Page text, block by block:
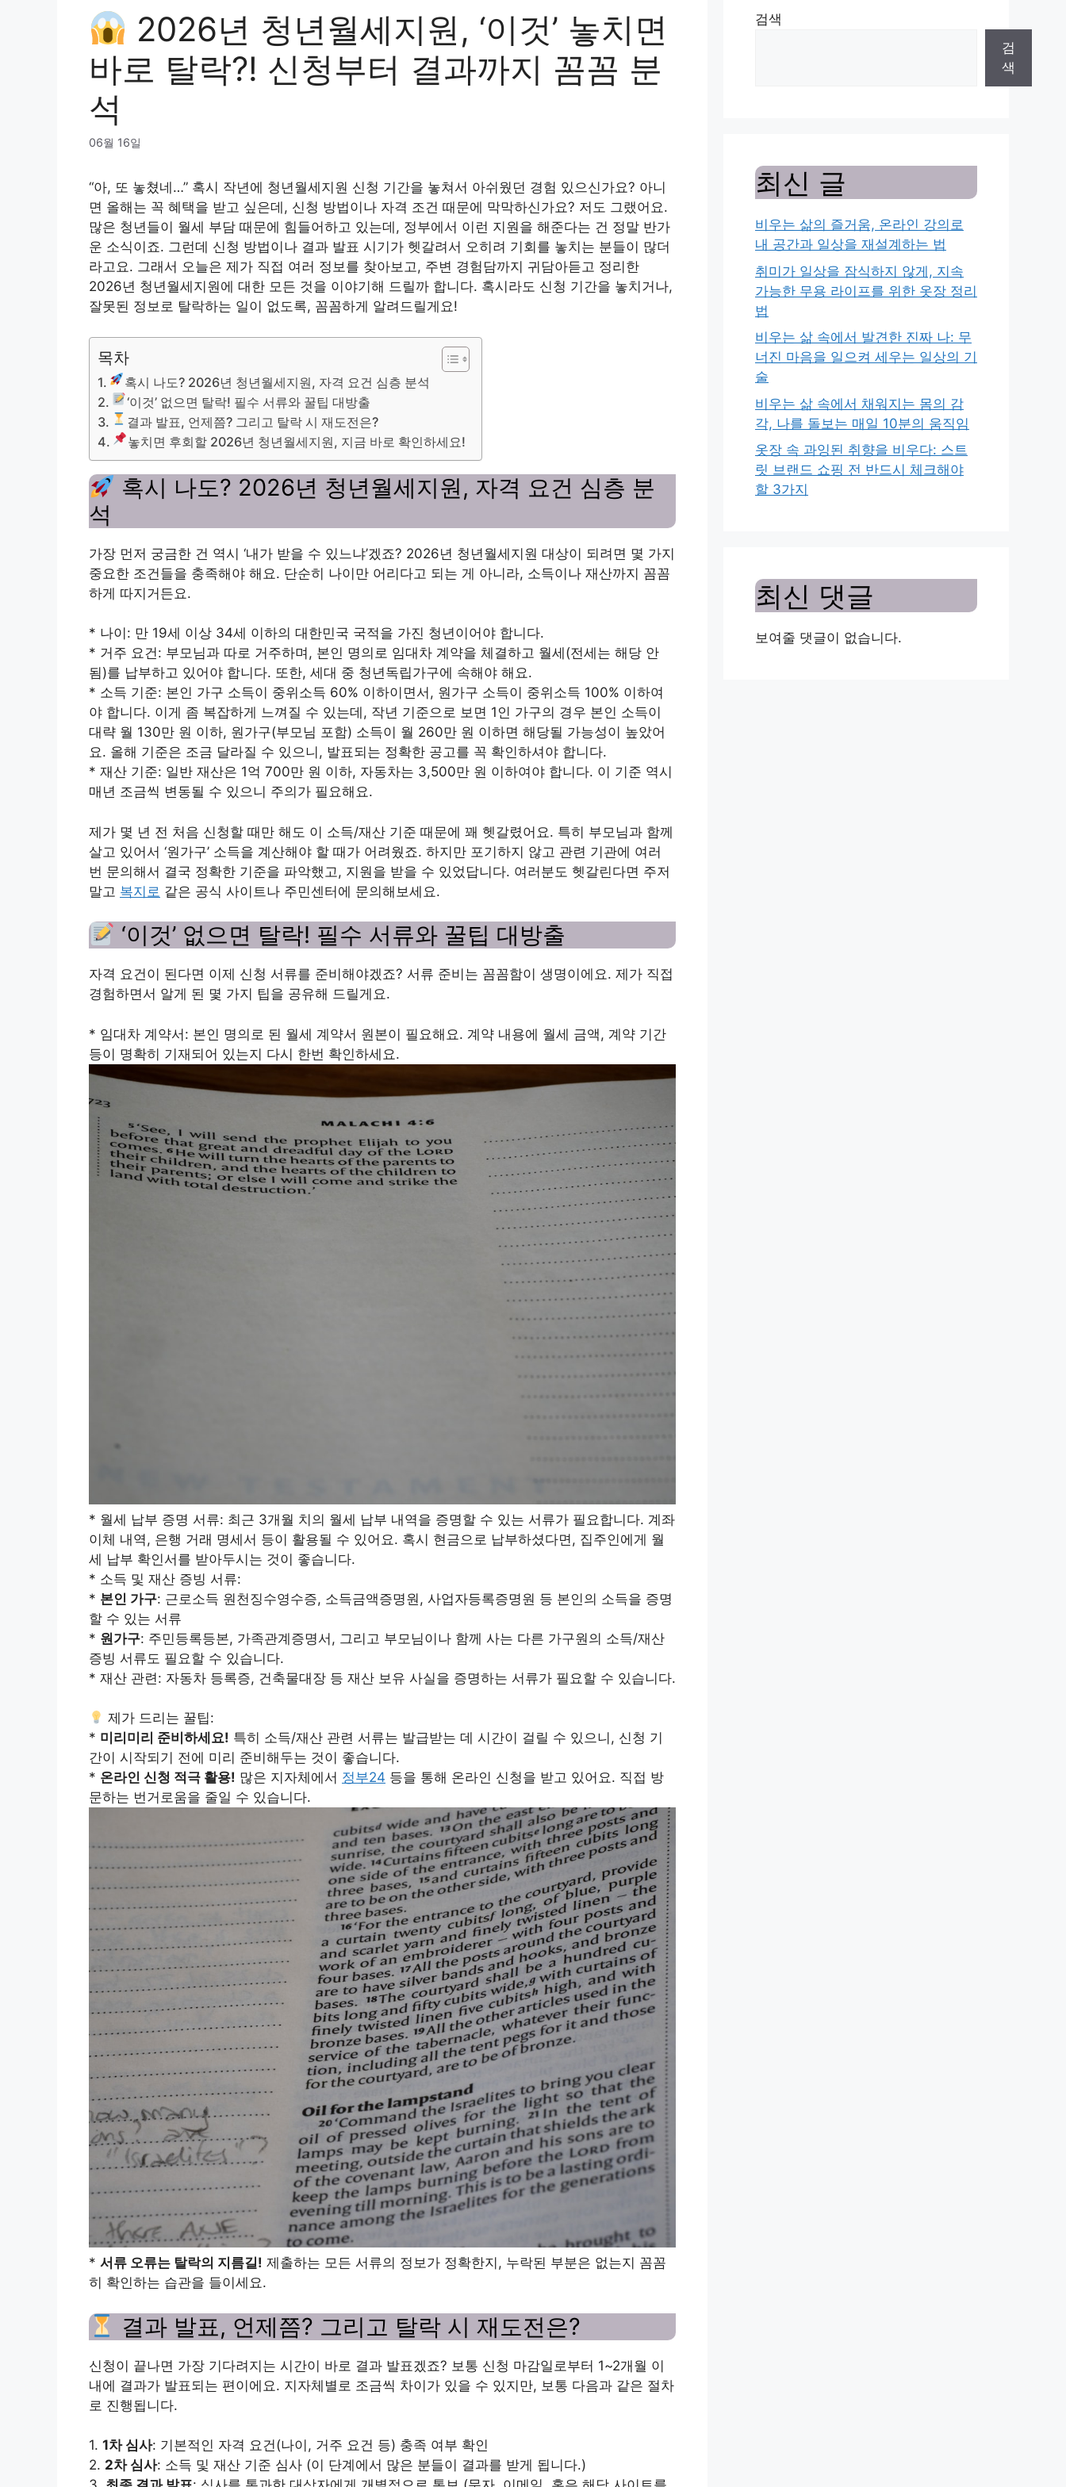
2026년 청년월세지원, ‘이것’ 놓치면
바로 탈락?! 신청부터 결과까지 꼼꼼 분
석
06월 16일
“아, 또 놓쳤네…” 혹시 작년에 청년월세지원 신청 기간을 놓쳐서 아쉬웠던 경험 있으신가요? 아니
면 올해는 꼭 혜택을 받고 싶은데, 신청 방법이나 자격 조건 때문에 막막하신가요? 저도 그랬어요.
많은 청년들이 월세 부담 때문에 힘들어하고 있는데, 정부에서 이런 지원을 해준다는 건 정말 반가
운 소식이죠. 그런데 신청 방법이나 결과 발표 시기가 헷갈려서 오히려 기회를 놓치는 분들이 많더
라고요. 그래서 오늘은 제가 직접 여러 정보를 찾아보고, 주변 경험담까지 귀담아듣고 정리한
2026년 청년월세지원에 대한 모든 것을 이야기해 드릴까 합니다. 혹시라도 신청 기간을 놓치거나,
잘못된 정보로 탈락하는 일이 없도록, 꼼꼼하게 알려드릴게요!
목차
혹시 나도? 2026년 청년월세지원, 자격 요건 심층 분석
‘이것’ 없으면 탈락! 필수 서류와 꿀팁 대방출
결과 발표, 언제쯤? 그리고 탈락 시 재도전은?
놓치면 후회할 2026년 청년월세지원, 지금 바로 확인하세요!
혹시 나도? 2026년 청년월세지원, 자격 요건 심층 분
석
가장 먼저 궁금한 건 역시 ‘내가 받을 수 있느냐’겠죠? 2026년 청년월세지원 대상이 되려면 몇 가지
중요한 조건들을 충족해야 해요. 단순히 나이만 어리다고 되는 게 아니라, 소득이나 재산까지 꼼꼼
하게 따지거든요.
* 나이: 만 19세 이상 34세 이하의 대한민국 국적을 가진 청년이어야 합니다.
* 거주 요건: 부모님과 따로 거주하며, 본인 명의로 임대차 계약을 체결하고 월세(전세는 해당 안
됨)를 납부하고 있어야 합니다. 또한, 세대 중 청년독립가구에 속해야 해요.
* 소득 기준: 본인 가구 소득이 중위소득 60% 이하이면서, 원가구 소득이 중위소득 100% 이하여
야 합니다. 이게 좀 복잡하게 느껴질 수 있는데, 작년 기준으로 보면 1인 가구의 경우 본인 소득이
대략 월 130만 원 이하, 원가구(부모님 포함) 소득이 월 260만 원 이하면 해당될 가능성이 높았어
요. 올해 기준은 조금 달라질 수 있으니, 발표되는 정확한 공고를 꼭 확인하셔야 합니다.
* 재산 기준: 일반 재산은 1억 700만 원 이하, 자동차는 3,500만 원 이하여야 합니다. 이 기준 역시
매년 조금씩 변동될 수 있으니 주의가 필요해요.
제가 몇 년 전 처음 신청할 때만 해도 이 소득/재산 기준 때문에 꽤 헷갈렸어요. 특히 부모님과 함께
살고 있어서 ‘원가구’ 소득을 계산해야 할 때가 어려웠죠. 하지만 포기하지 않고 관련 기관에 여러
번 문의해서 결국 정확한 기준을 파악했고, 지원을 받을 수 있었답니다. 여러분도 헷갈린다면 주저
말고 복지로 같은 공식 사이트나 주민센터에 문의해보세요.
‘이것’ 없으면 탈락! 필수 서류와 꿀팁 대방출
자격 요건이 된다면 이제 신청 서류를 준비해야겠죠? 서류 준비는 꼼꼼함이 생명이에요. 제가 직접
경험하면서 알게 된 몇 가지 팁을 공유해 드릴게요.
* 임대차 계약서: 본인 명의로 된 월세 계약서 원본이 필요해요. 계약 내용에 월세 금액, 계약 기간
등이 명확히 기재되어 있는지 다시 한번 확인하세요.
* 월세 납부 증명 서류: 최근 3개월 치의 월세 납부 내역을 증명할 수 있는 서류가 필요합니다. 계좌
이체 내역, 은행 거래 명세서 등이 활용될 수 있어요. 혹시 현금으로 납부하셨다면, 집주인에게 월
세 납부 확인서를 받아두시는 것이 좋습니다.
* 소득 및 재산 증빙 서류:
* 본인 가구: 근로소득 원천징수영수증, 소득금액증명원, 사업자등록증명원 등 본인의 소득을 증명
할 수 있는 서류
* 원가구: 주민등록등본, 가족관계증명서, 그리고 부모님이나 함께 사는 다른 가구원의 소득/재산
증빙 서류도 필요할 수 있습니다.
* 재산 관련: 자동차 등록증, 건축물대장 등 재산 보유 사실을 증명하는 서류가 필요할 수 있습니다.
제가 드리는 꿀팁:
* 미리미리 준비하세요! 특히 소득/재산 관련 서류는 발급받는 데 시간이 걸릴 수 있으니, 신청 기
간이 시작되기 전에 미리 준비해두는 것이 좋습니다.
* 온라인 신청 적극 활용! 많은 지자체에서 정부24 등을 통해 온라인 신청을 받고 있어요. 직접 방
문하는 번거로움을 줄일 수 있습니다.
* 서류 오류는 탈락의 지름길! 제출하는 모든 서류의 정보가 정확한지, 누락된 부분은 없는지 꼼꼼
히 확인하는 습관을 들이세요.
결과 발표, 언제쯤? 그리고 탈락 시 재도전은?
신청이 끝나면 가장 기다려지는 시간이 바로 결과 발표겠죠? 보통 신청 마감일로부터 1~2개월 이
내에 결과가 발표되는 편이에요. 지자체별로 조금씩 차이가 있을 수 있지만, 보통 다음과 같은 절차
로 진행됩니다.
1. 1차 심사: 기본적인 자격 요건(나이, 거주 요건 등) 충족 여부 확인
2. 2차 심사: 소득 및 재산 기준 심사 (이 단계에서 많은 분들이 결과를 받게 됩니다.)
검색
검
색
최신 글
비우는 삶의 즐거움, 온라인 강의로
내 공간과 일상을 재설계하는 법
취미가 일상을 잠식하지 않게, 지속
가능한 무용 라이프를 위한 옷장 정리
법
비우는 삶 속에서 발견한 진짜 나: 무
너진 마음을 일으켜 세우는 일상의 기
술
비우는 삶 속에서 채워지는 몸의 감
각, 나를 돌보는 매일 10분의 움직임
옷장 속 과잉된 취향을 비우다: 스트
릿 브랜드 쇼핑 전 반드시 체크해야
할 3가지
최신 댓글
보여줄 댓글이 없습니다.